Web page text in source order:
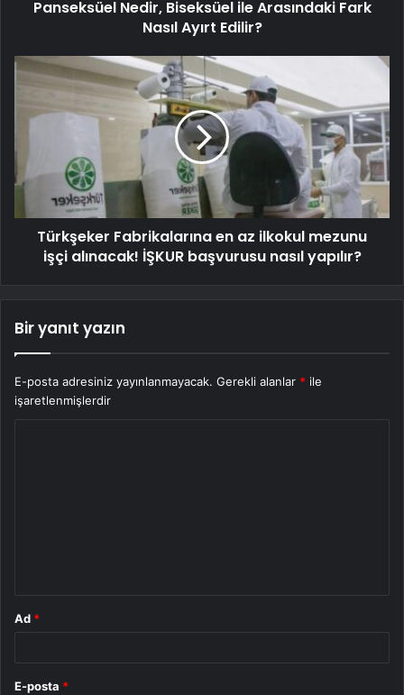
Panseksüel Nedir, Biseksüel ile Arasındaki Fark
Nasıl Ayırt Edilir?
Türkşeker Fabrikalarına en az ilkokul mezunu
işçi alınacak! İŞKUR başvurusu nasıl yapılır?
Bir yanıt yazın
E-posta adresiniz yayınlanmayacak. Gerekli alanlar * ile
işaretlenmişlerdir
Ad *
E-posta *